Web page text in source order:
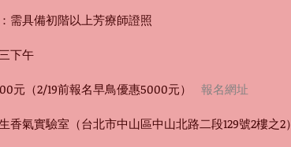
需具備初階以上芳療師證照
下午
元（2/19前報名早鳥優惠5000元） 報名網址
氣實驗室（台北市中山區中山北路二段129號2樓之2）